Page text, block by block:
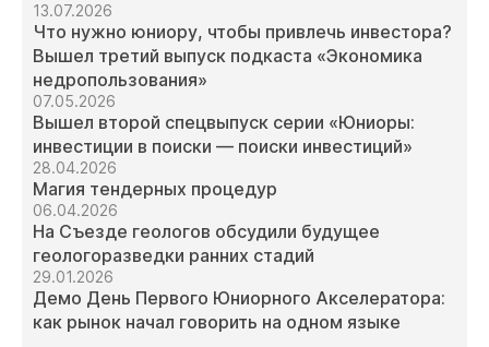
13.07.2026
Что нужно юниору, чтобы привлечь инвестора?
Вышел третий выпуск подкаста «Экономика
недропользования»
07.05.2026
Вышел второй спецвыпуск серии «Юниоры:
инвестиции в поиски — поиски инвестиций»
28.04.2026
Магия тендерных процедур
06.04.2026
На Съезде геологов обсудили будущее
геологоразведки ранних стадий
29.01.2026
Демо День Первого Юниорного Акселератора:
как рынок начал говорить на одном языке